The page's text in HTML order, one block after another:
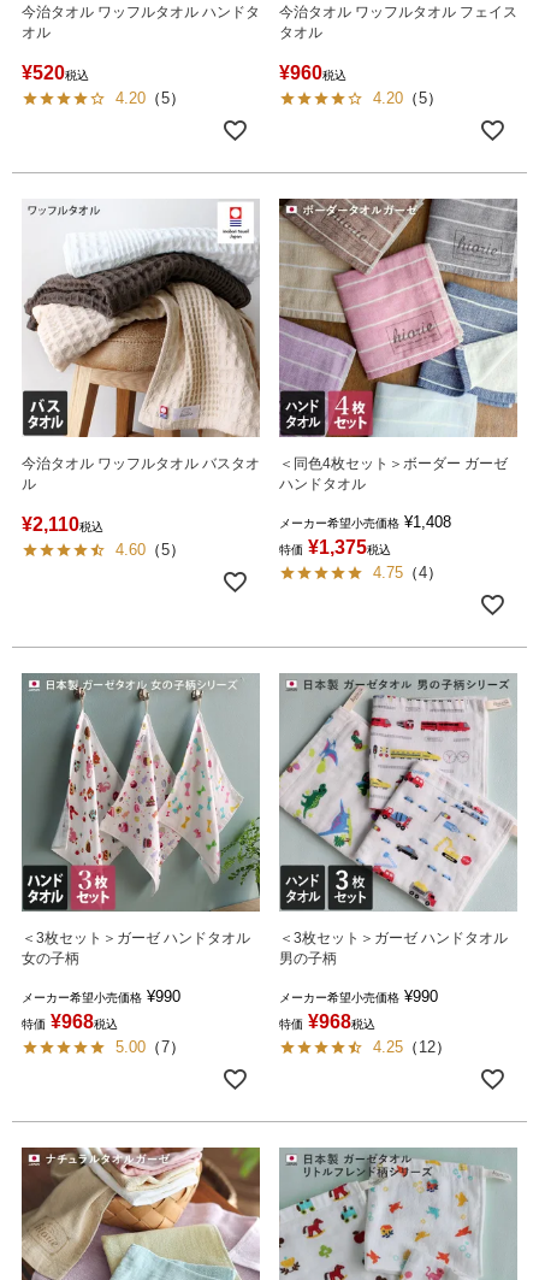
今治タオル ワッフルタオル ハンドタ
オル
¥520税込
4.20 （5）
今治タオル ワッフルタオル フェイス
タオル
¥960税込
4.20 （5）
今治タオル ワッフルタオル バスタオ
ル
¥2,110税込
4.60 （5）
＜同色4枚セット＞ボーダー ガーゼ
ハンドタオル
メーカー希望小売価格 ¥1,408
特価 ¥1,375税込
4.75 （4）
＜3枚セット＞ガーゼ ハンドタオル
女の子柄
メーカー希望小売価格 ¥990
特価 ¥968税込
5.00 （7）
＜3枚セット＞ガーゼ ハンドタオル
男の子柄
メーカー希望小売価格 ¥990
特価 ¥968税込
4.25 （ 12）